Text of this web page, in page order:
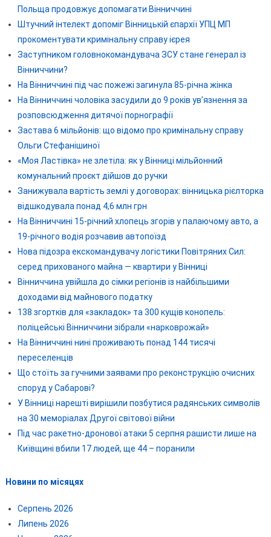
Польща продовжує допомагати Вінниччині
Штучний інтелект допоміг Вінницькій єпархії УПЦ МП
прокоментувати кримінальну справу ієрея
Заступником головнокомандувача ЗСУ стане генерал із
Вінниччини?
На Вінниччині під час пожежі загинула 85-річна жінка
На Вінниччині чоловіка засудили до 9 років ув’язнення за
розповсюдження дитячої порнографії
Застава 6 мільйонів: що відомо про кримінальну справу
Ольги Стефанішиної
«Моя Ластівка» не злетіла: як у Вінниці мільйонний
комунальний проєкт дійшов до ручки
Занижувала вартість землі у договорах: вінницька рієлторка
відшкодувала понад 4,6 млн грн
На Вінниччині 15-річний хлопець згорів у палаючому авто, а
19-річного водія розчавив автопоїзд
Нова підозра екскомандувачу логістики Повітряних Сил:
серед прихованого майна — квартири у Вінниці
Вінниччина увійшла до сімки регіонів із найбільшими
доходами від майнового податку
138 згортків для «закладок» та 300 кущів конопель:
поліцейські Вінниччини зібрали «нарковрожай»
На Вінниччині нині проживають понад 144 тисячі
переселенців
Що стоїть за гучними заявами про реконструкцію очисних
споруд у Сабарові?
У Вінниці нарешті вирішили позбутися радянських символів
на 30 меморіалах Другої світової війни
Під час ракетно-дронової атаки 5 серпня рашисти лише на
Київщині вбили 17 людей, ще 44 – поранили
Новини по місяцях
Серпень 2026
Липень 2026